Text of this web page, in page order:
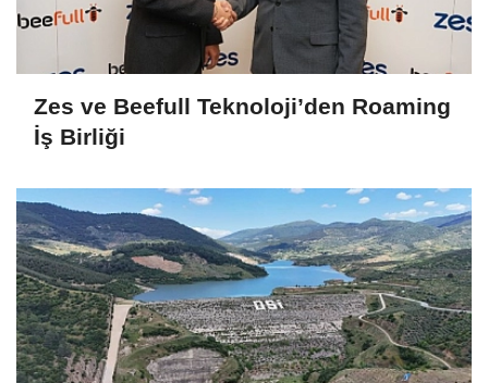
Zes ve Beefull Teknoloji’den Roaming
İş Birliği